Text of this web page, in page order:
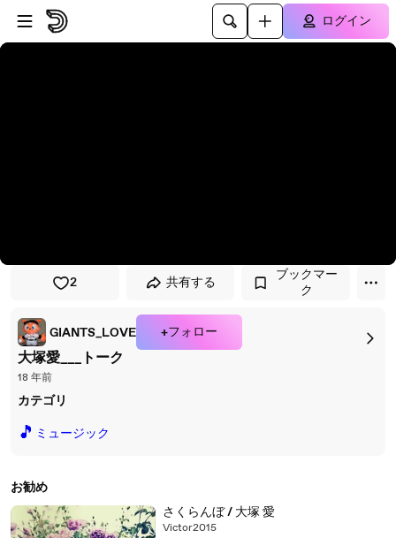
プレイヤーにスキップ
メインコンテンツにスキップ
ログイン
2 共有する
ブックマー
ク
GIANTS_LOVE +フォロー
大塚愛___トーク
18 年前
カテゴリ
🎵 ミュージック
お勧め
さくらんぼ / 大塚 愛
Victor2015